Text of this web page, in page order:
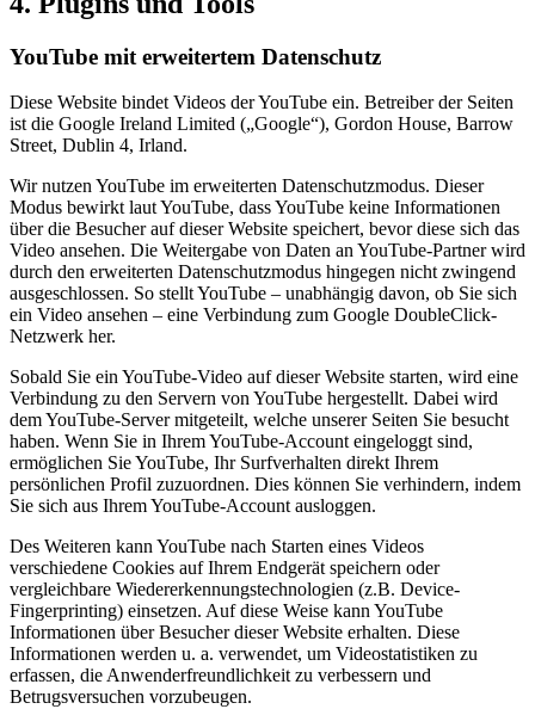
YouTube mit erweitertem Datenschutz
Diese Website bindet Videos der YouTube ein. Betreiber der Seiten
ist die Google Ireland Limited („Google“), Gordon House, Barrow
Street, Dublin 4, Irland.
Wir nutzen YouTube im erweiterten Datenschutzmodus. Dieser
Modus bewirkt laut YouTube, dass YouTube keine Informationen
über die Besucher auf dieser Website speichert, bevor diese sich das
Video ansehen. Die Weitergabe von Daten an YouTube-Partner wird
durch den erweiterten Datenschutzmodus hingegen nicht zwingend
ausgeschlossen. So stellt YouTube – unabhängig davon, ob Sie sich
ein Video ansehen – eine Verbindung zum Google DoubleClick-
Netzwerk her.
Sobald Sie ein YouTube-Video auf dieser Website starten, wird eine
Verbindung zu den Servern von YouTube hergestellt. Dabei wird
dem YouTube-Server mitgeteilt, welche unserer Seiten Sie besucht
haben. Wenn Sie in Ihrem YouTube-Account eingeloggt sind,
ermöglichen Sie YouTube, Ihr Surfverhalten direkt Ihrem
persönlichen Profil zuzuordnen. Dies können Sie verhindern, indem
Sie sich aus Ihrem YouTube-Account ausloggen.
Des Weiteren kann YouTube nach Starten eines Videos
verschiedene Cookies auf Ihrem Endgerät speichern oder
vergleichbare Wiedererkennungstechnologien (z.B. Device-
Fingerprinting) einsetzen. Auf diese Weise kann YouTube
Informationen über Besucher dieser Website erhalten. Diese
Informationen werden u. a. verwendet, um Videostatistiken zu
erfassen, die Anwenderfreundlichkeit zu verbessern und
Betrugsversuchen vorzubeugen.